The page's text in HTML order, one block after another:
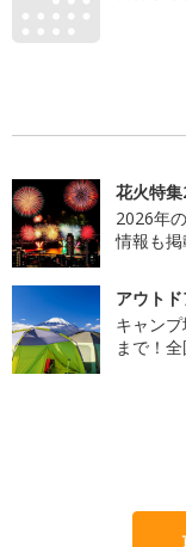
花火特
2026年
情報も
アウト
キャン
まで！